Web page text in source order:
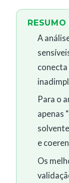
A
Para o
apenas
e
Os